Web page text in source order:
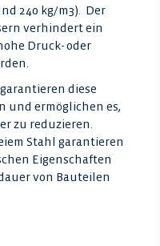
240 kg/m3). Der
verhindert ein
Druck- oder
diese
und ermöglichen es,
zu reduzieren.
Stahl garantieren
Eigenschaften
von Bauteilen